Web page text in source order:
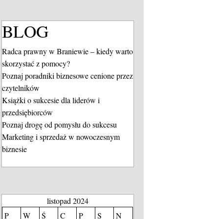
BLOG
Radca prawny w Braniewie – kiedy warto
skorzystać z pomocy?
Poznaj poradniki biznesowe cenione przez
czytelników
Książki o sukcesie dla liderów i
przedsiębiorców
Poznaj drogę od pomysłu do sukcesu
Marketing i sprzedaż w nowoczesnym
biznesie
listopad 2024
P
W Ś C P S N